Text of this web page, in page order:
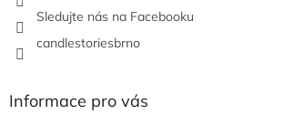
Sledujte nás na Facebooku
candlestoriesbrno
Informace pro vás